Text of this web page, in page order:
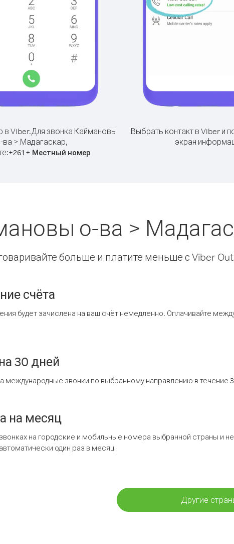
в Viber.Для звонка Каймановы
ва > Мадагаскар,
+261 + Местный номер
Выбрать контакт в Viber и
экран
о-ва >
больше и платите меньше с Viber
счёта
будет зачислена на ваш счёт немедленно. Оплачивайте
30 дней
международные звонки по выбранному направлению в течение
на месяц
на городские и мобильные номера выбранной страны и
один раз в месяц
Другие